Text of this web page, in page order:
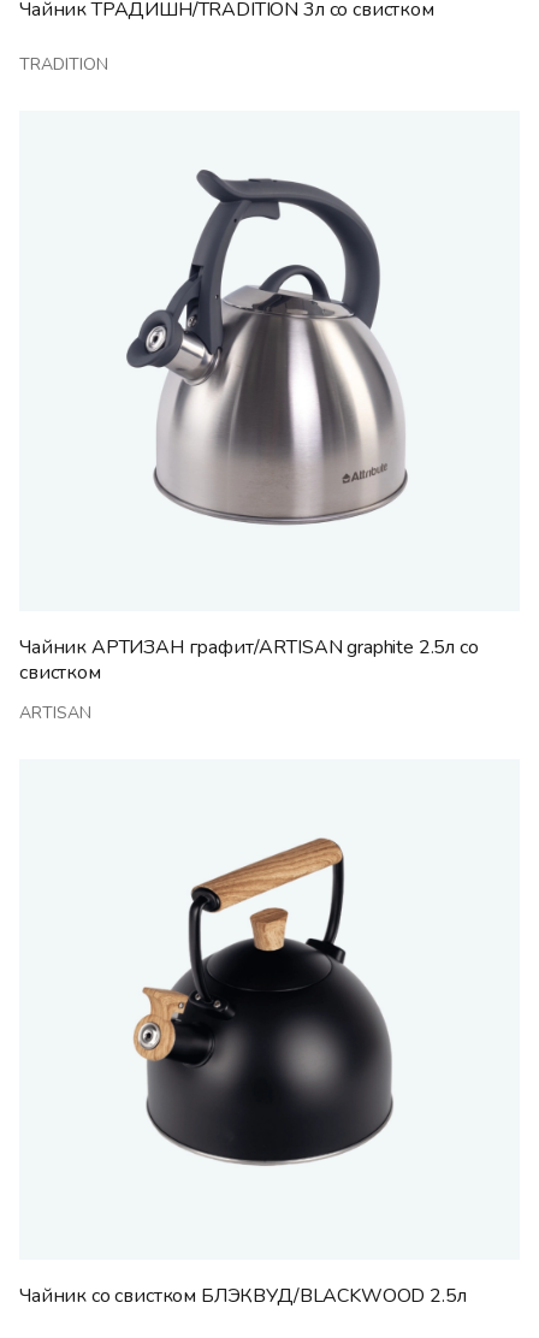
Чайник ТРАДИШН/TRADITION 3л со свистком
TRADITION
Чайник АРТИЗАН графит/ARTISAN graphite 2.5л со
свистком
ARTISAN
Чайник со свистком БЛЭКВУД/BLACKWOOD 2.5л